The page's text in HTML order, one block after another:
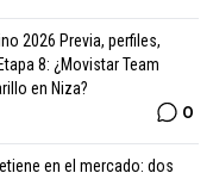
2026 Previa, perfiles,
8: ¿Movistar Team
en Niza?
0
en el mercado: dos